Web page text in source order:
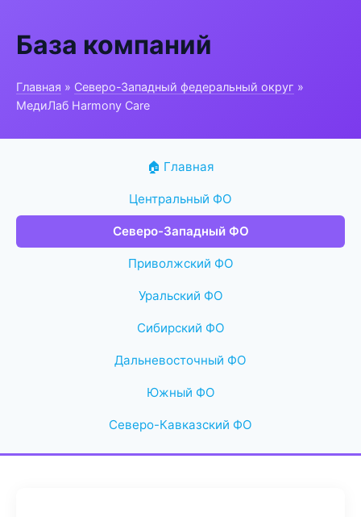
База компаний
Главная » Северо-Западный федеральный округ »
МедиЛаб Harmony Care
🏠 Главная
Центральный ФО
Северо-Западный ФО
Приволжский ФО
Уральский ФО
Сибирский ФО
Дальневосточный ФО
Южный ФО
Северо-Кавказский ФО